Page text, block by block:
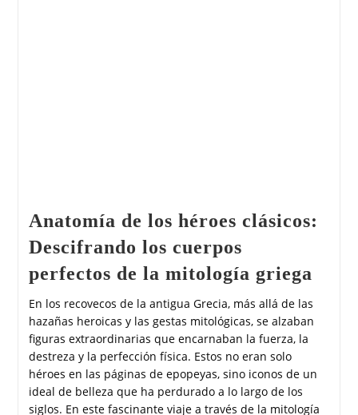
Anatomía de los héroes clásicos:
Descifrando los cuerpos
perfectos de la mitología griega
En los recovecos de la antigua Grecia, más allá de las
hazañas heroicas y las gestas mitológicas, se alzaban
figuras extraordinarias que encarnaban la fuerza, la
destreza y la perfección física. Estos no eran solo
héroes en las páginas de epopeyas, sino iconos de un
ideal de belleza que ha perdurado a lo largo de los
siglos. En este fascinante viaje a través de la mitología